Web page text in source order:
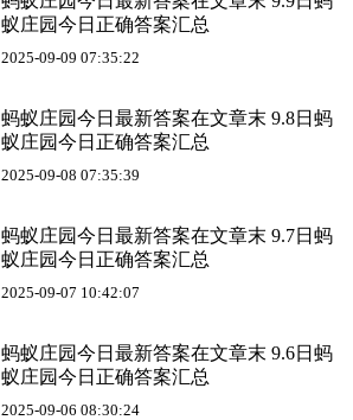
蚁庄园今日正确答案汇总
2025-09-09 07:35:22
蚂蚁庄园今日最新答案在文章末 9.8日蚂
蚁庄园今日正确答案汇总
2025-09-08 07:35:39
蚂蚁庄园今日最新答案在文章末 9.7日蚂
蚁庄园今日正确答案汇总
2025-09-07 10:42:07
蚂蚁庄园今日最新答案在文章末 9.6日蚂
蚁庄园今日正确答案汇总
2025-09-06 08:30:24